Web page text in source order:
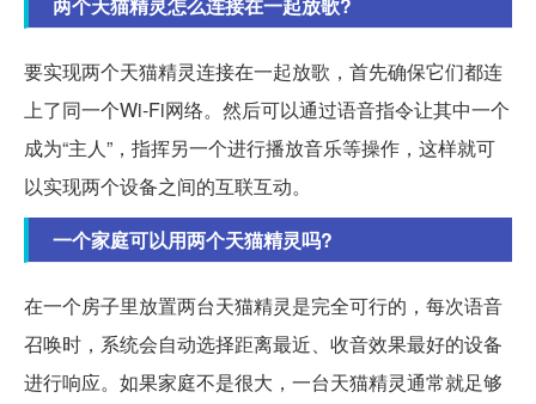
要实现两个天猫精灵连接在一起放歌，首先确保它们都连
上了同一个Wi-Fi网络。然后可以通过语音指令让其中一个
成为“主人”，指挥另一个进行播放音乐等操作，这样就可
以实现两个设备之间的互联互动。
一个家庭可以用两个天猫精灵吗?
在一个房子里放置两台天猫精灵是完全可行的，每次语音
召唤时，系统会自动选择距离最近、收音效果最好的设备
进行响应。如果家庭不是很大，一台天猫精灵通常就足够